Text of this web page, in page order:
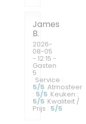
James
B
2026-
08-05
- 12:15 -
Gasten
5
Service :
5/5 Atmosfeer
: 5/5 Keuken :
5/5 Kwaliteit /
Prijs : 5/5